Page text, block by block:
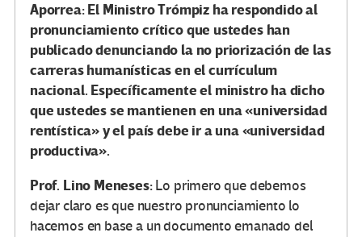
Aporrea: El Ministro Trómpiz ha respondido al
pronunciamiento crítico que ustedes han
publicado denunciando la no priorización de las
carreras humanísticas en el currículum
nacional. Específicamente el ministro ha dicho
que ustedes se mantienen en una «universidad
rentística» y el país debe ir a una «universidad
productiva».
Prof. Lino Meneses:Lo primero que debemos
dejar claro es que nuestro pronunciamiento lo
hacemos en base a un documento emanado del